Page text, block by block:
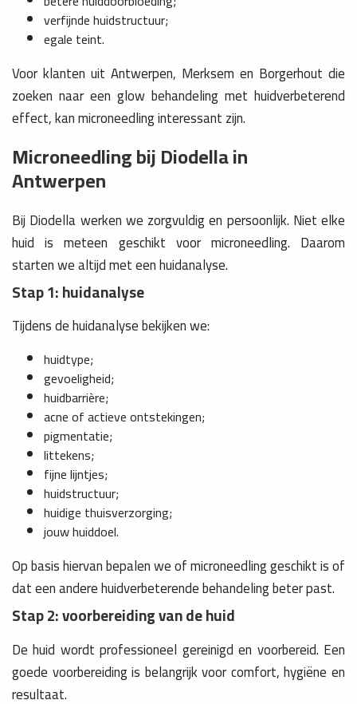
verfijnde huidstructuur;
egale teint.
Voor klanten uit Antwerpen, Merksem en Borgerhout die
zoeken naar een glow behandeling met huidverbeterend
effect, kan microneedling interessant zijn.
Microneedling bij Diodella in
Antwerpen
Bij Diodella werken we zorgvuldig en persoonlijk. Niet elke
huid is meteen geschikt voor microneedling. Daarom
starten we altijd met een huidanalyse.
Stap 1: huidanalyse
Tijdens de huidanalyse bekijken we:
huidtype;
gevoeligheid;
huidbarrière;
acne of actieve ontstekingen;
pigmentatie;
littekens;
fijne lijntjes;
huidstructuur;
huidige thuisverzorging;
jouw huiddoel.
Op basis hiervan bepalen we of microneedling geschikt is of
dat een andere huidverbeterende behandeling beter past.
Stap 2: voorbereiding van de huid
De huid wordt professioneel gereinigd en voorbereid. Een
goede voorbereiding is belangrijk voor comfort, hygiëne en
resultaat.